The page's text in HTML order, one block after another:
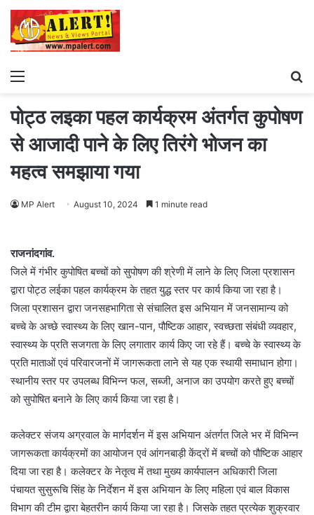
Menu
पोट्ठ लइका पहल कार्यक्रम अंतर्गत कुपोषण
से आजादी पाने के लिए तिरंगे भोजन का
महत्व समझाया गया
MP Alert August 10, 2024 1 minute read
राजनांदगांव.
जिले में गंभीर कुपोषित बच्चों को सुपोषण की श्रेणी में लाने के लिए जिला प्रशासन
द्वारा पोट्ठ लईका पहल कार्यक्रम के तहत युद्ध स्तर पर कार्य किया जा रहा है।
जिला प्रशासन द्वारा जनसहभागिता से संचालित इस अभियान में जनसामान्य को
बच्चे के अच्छे स्वास्थ्य के लिए खान-पान, पौष्टिक आहार, स्वच्छता संबंधी व्यवहार,
स्वास्थ्य के प्रति सजगता के लिए लगातार कार्य किए जा रहे हैं। बच्चे के स्वास्थ्य के
प्रति माताओं एवं परिवारजनों में जागरूकता लाने से यह एक स्थायी समाधान होगा।
स्थानीय स्तर पर उपलब्ध विभिन्न फल, सब्जी, अनाज का उपयोग करते हुए बच्चों
को सुपोषित बनाने के लिए कार्य किया जा रहा है।
कलेक्टर संजय अग्रवाल के मार्गदर्शन में इस अभियान अंतर्गत जिले भर में विभिन्न
जागरूकता कार्यक्रमों का आयोजन एवं आंगनबाड़ी केंद्रों में बच्चों को पौष्टिक आहार
दिया जा रहा है। कलेक्टर के नेतृत्व में तथा मुख्य कार्यपालन अधिकारी जिला
पंचायत सुसुरूचि सिंह के निर्देशन में इस अभियान के लिए महिला एवं बाल विकास
विभाग की टीम द्वारा बेहतरीन कार्य किया जा रहा है। जिसके तहत प्रत्येक शुक्रवार